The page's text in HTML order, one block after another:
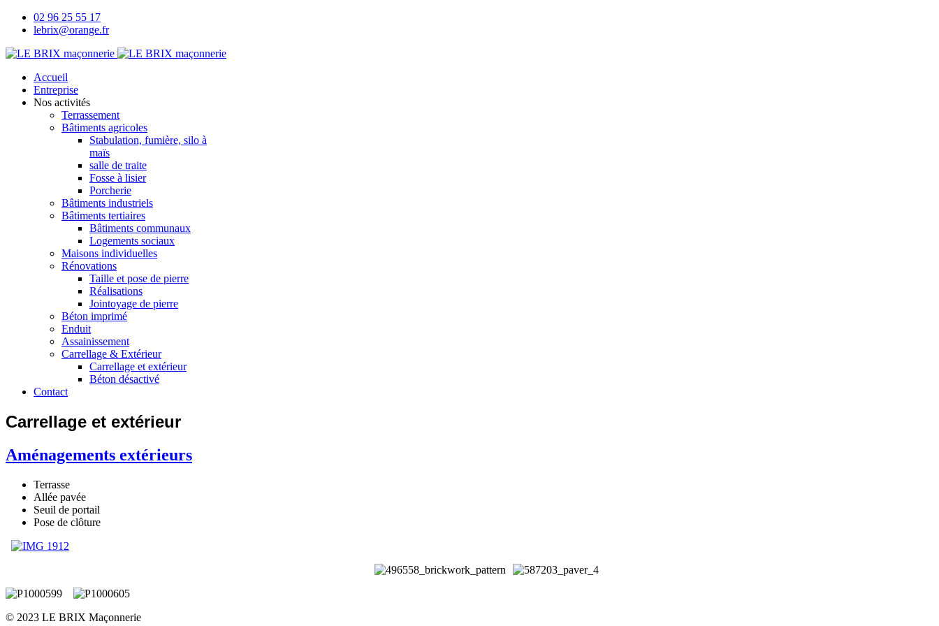
02 96 25 55 17
lebrix@orange.fr
Accueil
Entreprise
Nos activités
Terrassement
Bâtiments agricoles
Stabulation, fumière, silo à
maïs
salle de traite
Fosse à lisier
Porcherie
Bâtiments industriels
Bâtiments tertiaires
Bâtiments communaux
Logements sociaux
Maisons individuelles
Rénovations
Taille et pose de pierre
Réalisations
Jointoyage de pierre
Béton imprimé
Enduit
Assainissement
Carrellage & Extérieur
Carrellage et extérieur
Béton désactivé
Contact
Carrellage et extérieur
Aménagements extérieurs
Terrasse
Allée pavée
Seuil de portail
Pose de clôture
© 2023 LE BRIX Maçonnerie